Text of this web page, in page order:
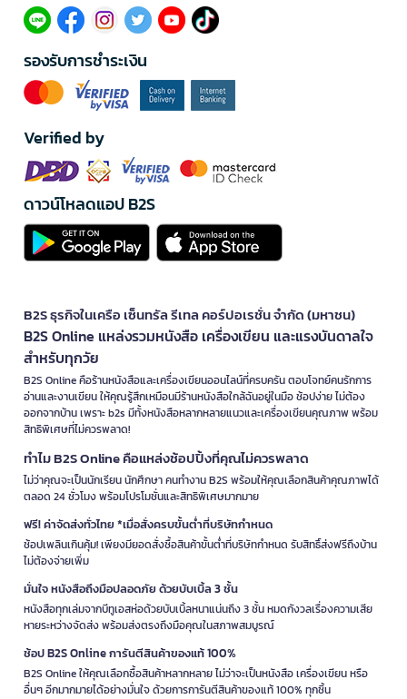
รองรับการชำระเงิน
Verified by
ดาวน์โหลดแอป B2S
B2S ธุรกิจในเครือ เซ็นทรัล รีเทล คอร์ปอเรชั่น จำกัด (มหาชน)
B2S Online แหล่งรวมหนังสือ เครื่องเขียน และแรงบันดาลใจ
สำหรับทุกวัย
B2S Online คือร้านหนังสือและเครื่องเขียนออนไลน์ที่ครบครัน ตอบโจทย์คนรักการ
อ่านและงานเขียน ให้คุณรู้สึกเหมือนมีร้านหนังสือใกล้ฉันอยู่ในมือ ช้อปง่าย ไม่ต้อง
ออกจากบ้าน เพราะ b2s มีทั้งหนังสือหลากหลายแนวและเครื่องเขียนคุณภาพ พร้อม
สิทธิพิเศษที่ไม่ควรพลาด!
ทำไม B2S Online คือแหล่งช้อปปิ้งที่คุณไม่ควรพลาด
ไม่ว่าคุณจะเป็นนักเรียน นักศึกษา คนทำงาน B2S พร้อมให้คุณเลือกสินค้าคุณภาพได้
ตลอด 24 ชั่วโมง พร้อมโปรโมชั่นและสิทธิพิเศษมากมาย
ฟรี! ค่าจัดส่งทั่วไทย *เมื่อสั่งครบขั้นต่ำที่บริษัทกำหนด
ช้อปเพลินเกินคุ้ม! เพียงมียอดสั่งซื้อสินค้าขั้นต่ำที่บริษัทกำหนด รับสิทธิ์ส่งฟรีถึงบ้าน
ไม่ต้องจ่ายเพิ่ม
มั่นใจ หนังสือถึงมือปลอดภัย ด้วยบับเบิ้ล 3 ชั้น
หนังสือทุกเล่มจากบีทูเอสห่อด้วยบับเบิ้ลหนาแน่นถึง 3 ชั้น หมดกังวลเรื่องความเสีย
หายระหว่างจัดส่ง พร้อมส่งตรงถึงมือคุณในสภาพสมบูรณ์
ช้อป B2S Online การันตีสินค้าของแท้ 100%
B2S Online ให้คุณเลือกซื้อสินค้าหลากหลาย ไม่ว่าจะเป็นหนังสือ เครื่องเขียน หรือ
อื่นๆ อีกมากมายได้อย่างมั่นใจ ด้วยการการันตีสินค้าของแท้ 100% ทุกชิ้น